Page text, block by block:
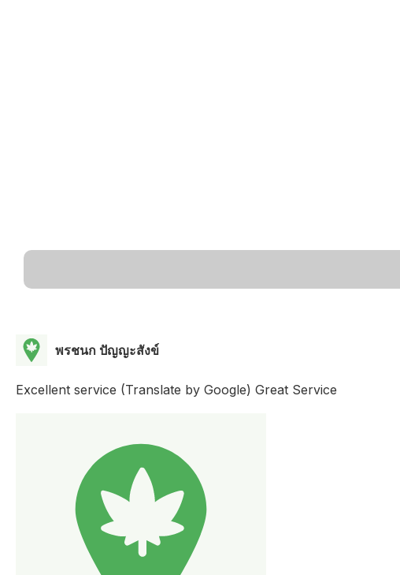
พรชนก ปัญญะสังข์
Excellent service (Translate by Google) Great Service